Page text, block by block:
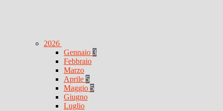
2026
Gennaio 3
Febbraio
Marzo
Aprile 5
Maggio 5
Giugno
Luglio